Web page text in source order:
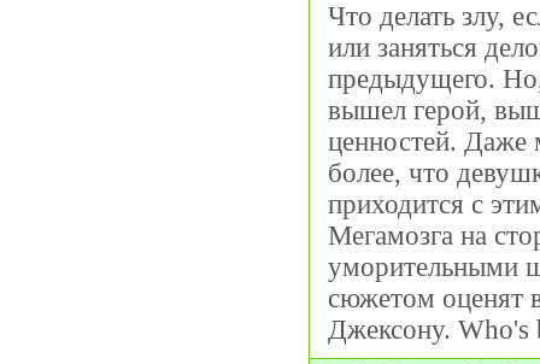
Что делать злу,
или заняться
предыдущего.
вышел герой,
ценностей. Даже
более, что
приходится с
Мегамозга на
уморительными
сюжетом оценят
Джексону. Who's